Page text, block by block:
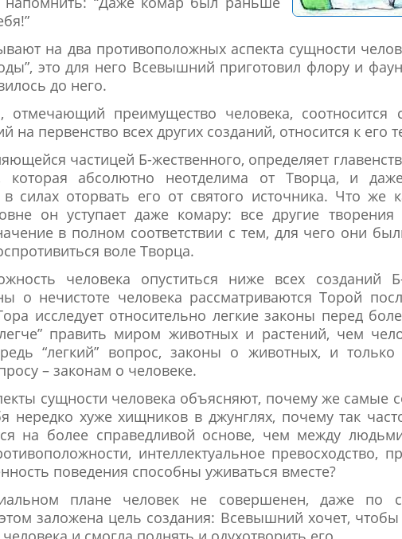
на два противоположных аспекта сущности
это для него Всевышний приготовил флору и
до него.
отмечающий преимущество человека, соотносится
первенство всех других созданий, относится к его
частицей Б-жественного, определяет
абсолютно неотделима от Творца, и
силах оторвать его от святого источника. Что же
он уступает даже комару: все другие
в полном соответствии с тем, для чего они
воле Творца.
человека опуститься ниже всех созданий
о нечистоте человека рассматриваются Торой
исследует относительно легкие законы перед
править миром животных и растений, чем
“легкий” вопрос, законы о животных, и только
– законам о человеке.
сущности человека объясняют, почему же самые
нередко хуже хищников в джунглях, почему так
на более справедливой основе, чем между
интеллектуальное превосходство,
поведения способны уживаться вместе?
плане человек не совершенен, даже по
заложена цель создания: Всевышний хочет, чтобы